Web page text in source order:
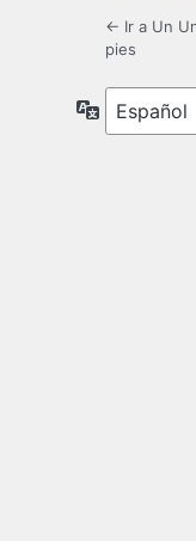
← Ir a Un
pies
Idioma